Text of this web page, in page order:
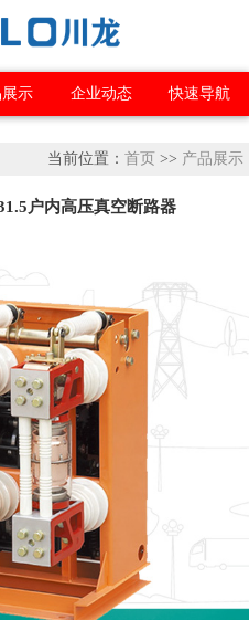
示 企业动态 快速导航
当前位置： 首页 >> 产品展示
户内高压真空断路器